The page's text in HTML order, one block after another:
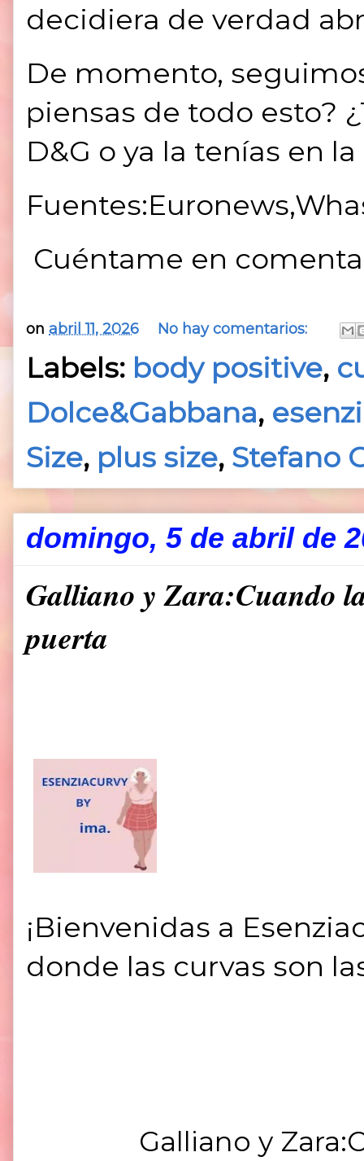
decidiera de verdad
De momento,
piensas de todo esto?
D&G o ya la tenías en
Cuéntame en
on abril 11, 2026 No hay comentarios:
Labels: body positive,
Dolce&Gabbana,
Size, plus size, Stefano
domingo, 5 de abril de
Galliano y Zara:Cuando
puerta
¡Bienvenidas a
donde las curvas son
Galliano y